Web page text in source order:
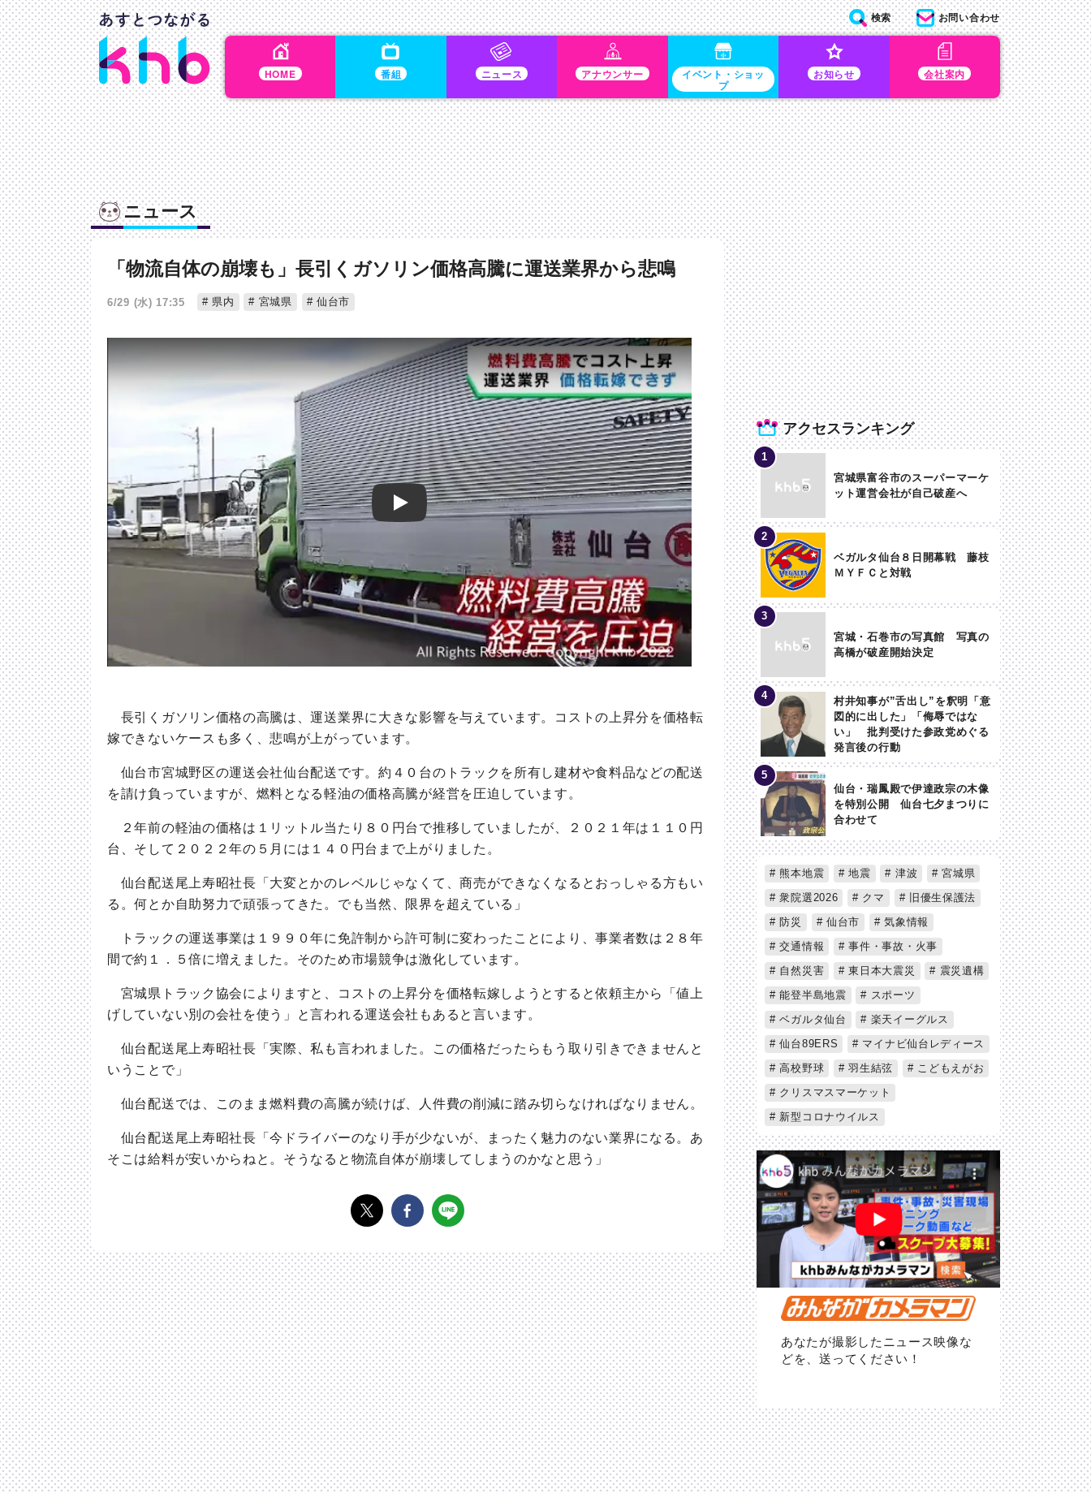
HOME 番組 ニュース アナウンサー イベント・ショッ
プ
お知らせ 会社案内
検索 お問い合わせ
ニュース
「物流自体の崩壊も」長引くガソリン価格高騰に運送業界から悲鳴
6/29 (水) 17:35 県内 宮城県 仙台市
Play
長引くガソリン価格の高騰は、運送業界に大きな影響を与えています。コストの上昇分を価格転
嫁できないケースも多く、悲鳴が上がっています。
仙台市宮城野区の運送会社仙台配送です。約４０台のトラックを所有し建材や食料品などの配送
を請け負っていますが、燃料となる軽油の価格高騰が経営を圧迫しています。
２年前の軽油の価格は１リットル当たり８０円台で推移していましたが、２０２１年は１１０円
台、そして２０２２年の５月には１４０円台まで上がりました。
仙台配送尾上寿昭社長「大変とかのレベルじゃなくて、商売ができなくなるとおっしゃる方もい
る。何とか自助努力で頑張ってきた。でも当然、限界を超えている」
トラックの運送事業は１９９０年に免許制から許可制に変わったことにより、事業者数は２８年
間で約１．５倍に増えました。そのため市場競争は激化しています。
宮城県トラック協会によりますと、コストの上昇分を価格転嫁しようとすると依頼主から「値上
げしていない別の会社を使う」と言われる運送会社もあると言います。
仙台配送尾上寿昭社長「実際、私も言われました。この価格だったらもう取り引きできませんと
いうことで」
仙台配送では、このまま燃料費の高騰が続けば、人件費の削減に踏み切らなければなりません。
仙台配送尾上寿昭社長「今ドライバーのなり手が少ないが、まったく魅力のない業界になる。あ
そこは給料が安いからねと。そうなると物流自体が崩壊してしまうのかなと思う」
アクセスランキング
宮城県富谷市のスーパーマーケ
ット運営会社が自己破産へ
ベガルタ仙台８日開幕戦 藤枝
ＭＹＦＣと対戦
宮城・石巻市の写真館 写真の
高橋が破産開始決定
村井知事が”舌出し”を釈明「意
図的に出した」「侮辱ではな
い」 批判受けた参政党めぐる
発言後の行動
仙台・瑞鳳殿で伊達政宗の木像
を特別公開 仙台七夕まつりに
合わせて
熊本地震 地震 津波
宮城県
衆院選2026
クマ
旧優生保護法
防災
仙台市
気象情報
交通情報
事件・事故・火事
自然災害
東日本大震災
震災遺構
能登半島地震
スポーツ
ベガルタ仙台
楽天イーグルス
仙台89ERS
マイナビ仙台レディース
高校野球
羽生結弦
こどもえがお
クリスマスマーケット
新型コロナウイルス
あなたが撮影したニュース映像な
どを、送ってください！